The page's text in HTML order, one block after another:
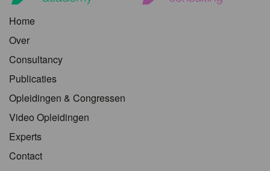
Home
Over
Consultancy
Publicaties
Opleidingen & Congressen
Video Opleidingen
Experts
Contact